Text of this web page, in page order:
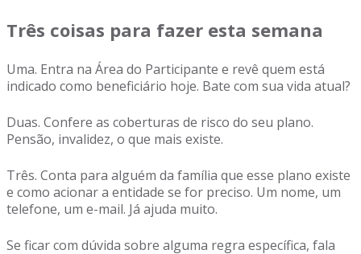
Três coisas para fazer esta semana
Uma. Entra na Área do Participante e revê quem está
indicado como beneficiário hoje. Bate com sua vida atual?
Duas. Confere as coberturas de risco do seu plano.
Pensão, invalidez, o que mais existe.
Três. Conta para alguém da família que esse plano existe
e como acionar a entidade se for preciso. Um nome, um
telefone, um e-mail. Já ajuda muito.
Se ficar com dúvida sobre alguma regra específica, fala